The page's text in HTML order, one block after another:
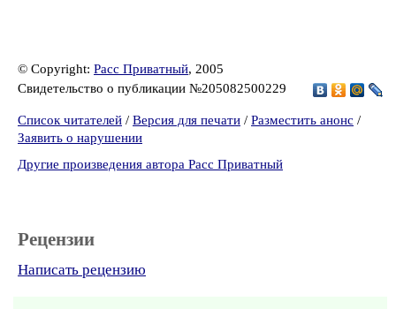
© Copyright: Расс Приватный, 2005
Свидетельство о публикации №205082500229
Список читателей / Версия для печати / Разместить анонс /
Заявить о нарушении
Другие произведения автора Расс Приватный
Рецензии
Написать рецензию